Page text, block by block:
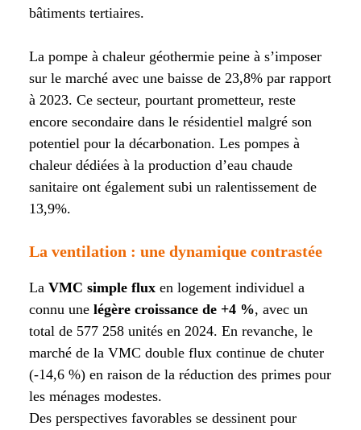
bâtiments tertiaires.
La pompe à chaleur géothermie peine à s’imposer
sur le marché avec une baisse de 23,8% par rapport
à 2023. Ce secteur, pourtant prometteur, reste
encore secondaire dans le résidentiel malgré son
potentiel pour la décarbonation. Les pompes à
chaleur dédiées à la production d’eau chaude
sanitaire ont également subi un ralentissement de
13,9%.
La ventilation : une dynamique contrastée
La VMC simple fluxen logement individuel a
connu une légère croissance de +4 %, avec un
total de 577 258 unités en 2024. En revanche, le
marché de la VMC double flux continue de chuter
(-14,6 %) en raison de la réduction des primes pour
les ménages modestes.
Des perspectives favorables se dessinent pour